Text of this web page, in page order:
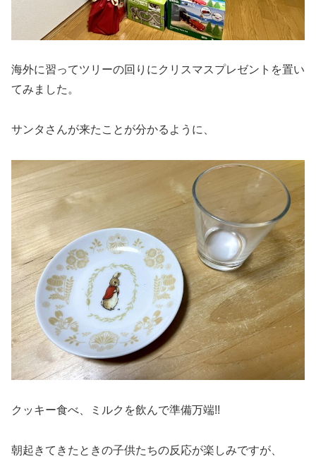
海外に習ってツリーの回りにクリスマスプレゼントを置い
てみました。
サンタさんが来たことが分かるように、
クッキー食べ、ミルクを飲んで準備万端!!
朝起きてきたときの子供たちの反応が楽しみですが、